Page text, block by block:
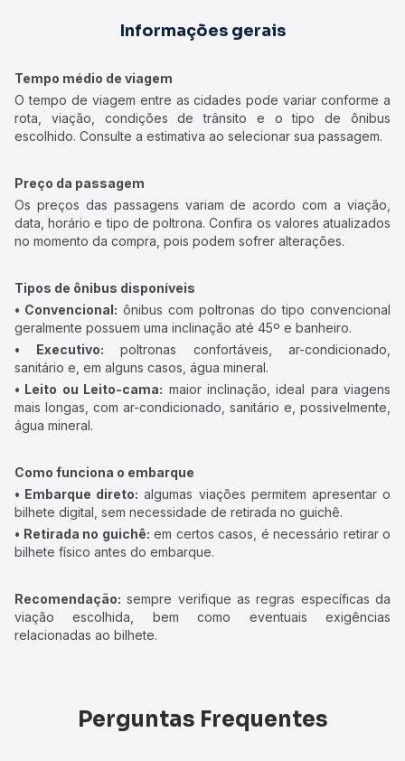
Informações gerais
Tempo médio de viagem
O tempo de viagem entre as cidades pode variar conforme a
rota, viação, condições de trânsito e o tipo de ônibus
escolhido. Consulte a estimativa ao selecionar sua passagem.
Preço da passagem
Os preços das passagens variam de acordo com a viação,
data, horário e tipo de poltrona. Confira os valores atualizados
no momento da compra, pois podem sofrer alterações.
Tipos de ônibus disponíveis
• Convencional: ônibus com poltronas do tipo convencional
geralmente possuem uma inclinação até 45º e banheiro.
• Executivo: poltronas confortáveis, ar-condicionado,
sanitário e, em alguns casos, água mineral.
• Leito ou Leito-cama: maior inclinação, ideal para viagens
mais longas, com ar-condicionado, sanitário e, possivelmente,
água mineral.
Como funciona o embarque
• Embarque direto: algumas viações permitem apresentar o
bilhete digital, sem necessidade de retirada no guichê.
• Retirada no guichê: em certos casos, é necessário retirar o
bilhete físico antes do embarque.
Recomendação: sempre verifique as regras específicas da
viação escolhida, bem como eventuais exigências
relacionadas ao bilhete.
Perguntas Frequentes